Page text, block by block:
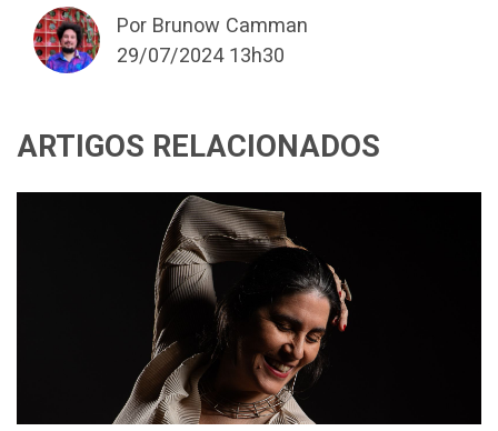
Por Brunow Camman
29/07/2024 13h30
ARTIGOS RELACIONADOS